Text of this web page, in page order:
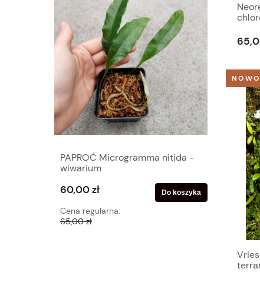
PAPROĆ Microgramma nitida -
wiwarium
60,00 zł
Cena regularna:
65,00 zł
Do koszyka 20,00
Cena
25,00 zł